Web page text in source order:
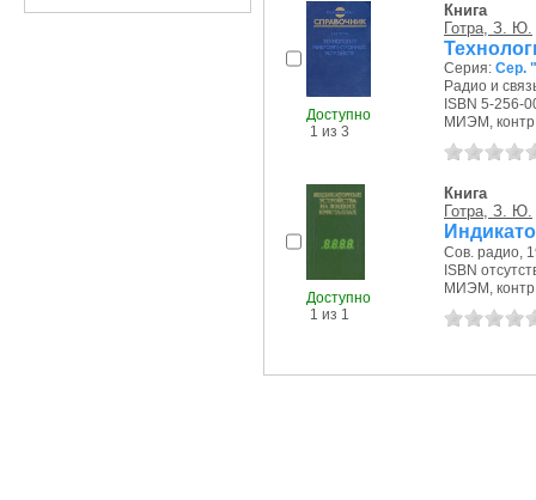
Доступно
1 из 3
Книга
Готра, З. Ю.
Серия: Сер.
Радио и
ISBN 5-256-
МИЭМ,
Доступно
1 из 1
Книга
Готра, З. Ю.
Сов. радио,
ISBN
МИЭМ,